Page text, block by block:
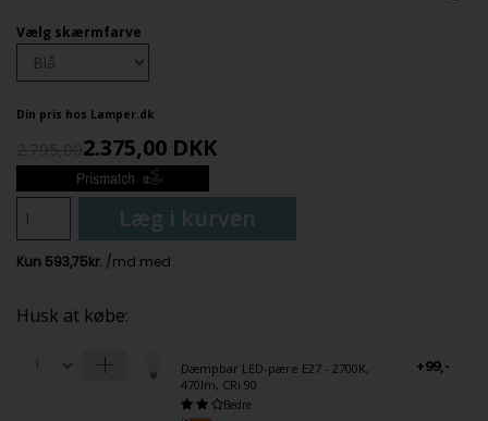
Vælg skærmfarve
Din pris hos Lamper.dk
2.375,00 DKK
Læg i kurven
Husk at købe:
Dæmpbar LED-pære E27 - 2700K,
470lm, CRi 90
Bedre
+99,-